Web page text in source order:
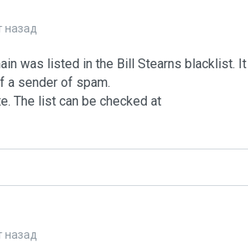
назад
was listed in the Bill Stearns blacklist.
a sender of spam.
The list can be checked at
назад